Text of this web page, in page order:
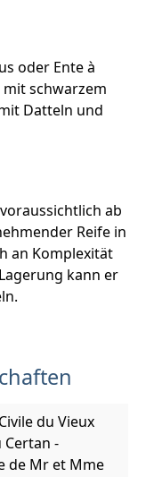
oder Ente à
mit schwarzem
Datteln und
ab
Reife in
an Komplexität
kann er
du Vieux
Certan -
de Mr et Mme